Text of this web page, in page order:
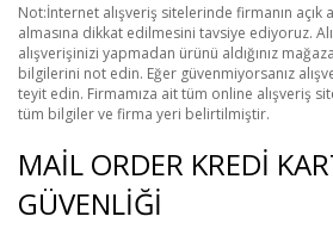
Not:İnternet alışveriş sitelerinde firmanın
almasına dikkat edilmesini tavsiye ediyoruz.
alışverişinizi yapmadan ürünü aldığınız
bilgilerini not edin. Eğer güvenmiyorsanız
teyit edin. Firmamıza ait tüm online alışveriş
tüm bilgiler ve firma yeri belirtilmiştir.
MAİL ORDER KREDİ
GÜVENLİĞİ